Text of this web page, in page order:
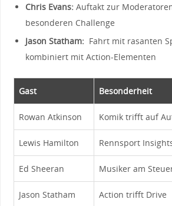
Chris Evans:Auftakt zur‍
besonderen‌ Challenge
Jason Statham: Fahrt mit rasanten
kombiniert mit Action-Elementen
Gast Besonderheit
Rowan Atkinson Komik trifft auf
Lewis Hamilton Rennsport‍
Ed Sheeran Musiker am
Jason Statham Action trifft Drive